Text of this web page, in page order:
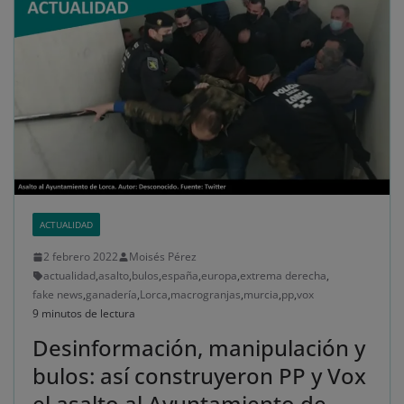
ACTUALIDAD
2 febrero 2022
Moisés Pérez
actualidad,asalto,bulos,españa,europa,extrema derecha,
fake news,ganadería,Lorca,macrogranjas,murcia,pp,vox
9 minutos de lectura
Desinformación, manipulación y
bulos: así construyeron PP y Vox